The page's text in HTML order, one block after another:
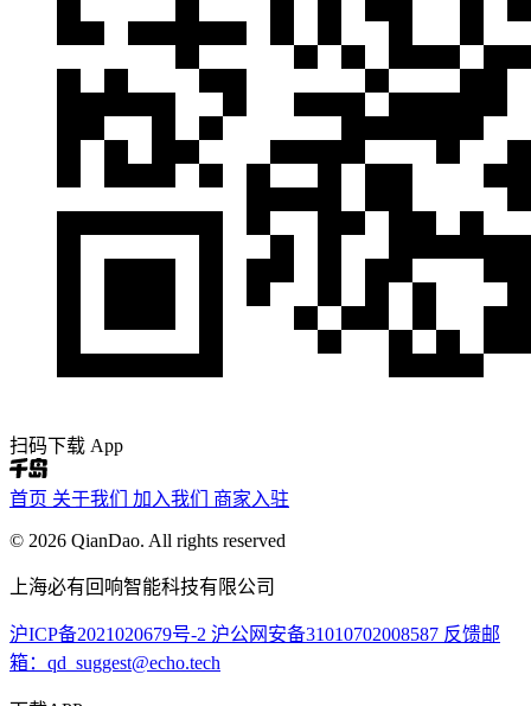
扫码下载 App
首页 关于我们 加入我们 商家入驻
© 2026 QianDao. All rights reserved
上海必有回响智能科技有限公司
沪ICP备2021020679号-2 沪公网安备31010702008587 反馈邮
箱：qd_suggest@echo.tech